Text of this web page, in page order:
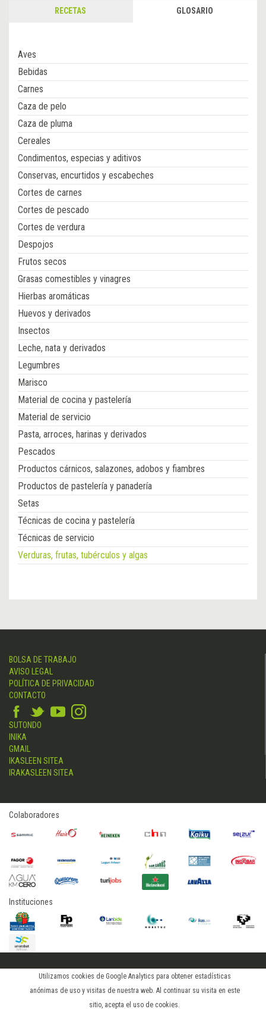
Utilizamos cookies de Google Analytics para obtener estadísticas
anónimas de uso y visitas de nuestra web. Al continuar su visita en este
sitio, acepta el uso de cookies.
RECETAS GLOSARIO
Aves
Bebidas
Carnes
Caza de pelo
Caza de pluma
Cereales
Condimentos, especias y aditivos
Conservas, encurtidos y escabeches
Cortes de carnes
Cortes de pescado
Cortes de verdura
Despojos
Frutos secos
Grasas comestibles y vinagres
Hierbas aromáticas
Huevos y derivados
Insectos
Leche, nata y derivados
Legumbres
Marisco
Material de cocina y pastelería
Material de servicio
Pasta, arroces, harinas y derivados
Pescados
Productos cárnicos, salazones, adobos y fiambres
Productos de pastelería y panadería
Setas
Técnicas de cocina y pastelería
Técnicas de servicio
Verduras, frutas, tubérculos y algas
BOLSA DE TRABAJO
AVISO LEGAL
POLÍTICA DE PRIVACIDAD
CONTACTO
SUTONDO
INIKA
GMAIL
IKASLEEN SITEA
IRAKASLEEN SITEA
Colaboradores
Instituciones
2015 © hostelerialeioa
Log in